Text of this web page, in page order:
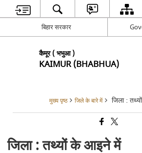
बिहार सरकार
कैमूर ( भभुआ )
KAIMUR (BHABHUA)
मुख्य पृष्ठ जिले के बारे में जिला :
जिला : तथ्यों के आइने में